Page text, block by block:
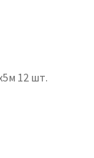
12 шт.